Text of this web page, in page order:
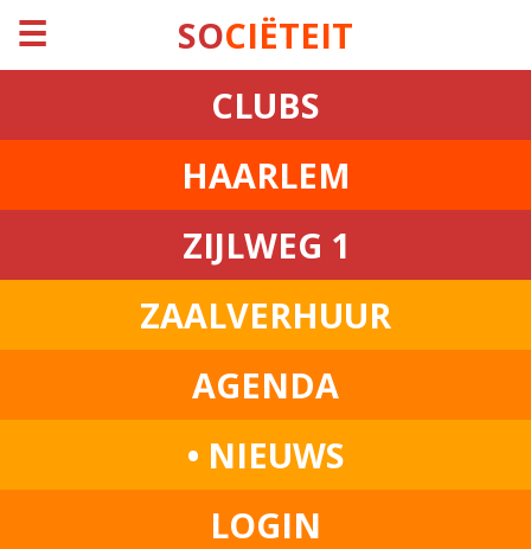
☰ SOCIËTEIT
CLUBS
HAARLEM
ZIJLWEG 1
ZAALVERHUUR
AGENDA
• NIEUWS
LOGIN